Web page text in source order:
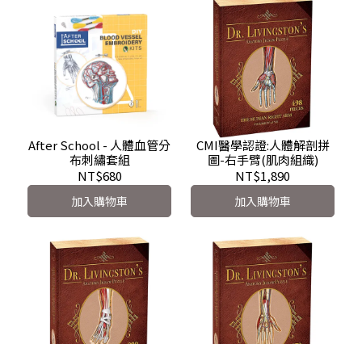
After School - 人體血管分
布刺繡套組
NT$680
加入購物車
CMI醫學認證:人體解剖拼
圖-右手臂(肌肉組織)
NT$1,890
加入購物車